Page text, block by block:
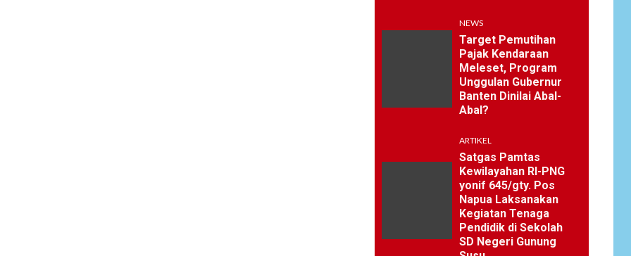
NEWS
Target Pemutihan
Pajak Kendaraan
Meleset, Program
Unggulan Gubernur
Banten Dinilai Abal-
Abal?
ARTIKEL
Satgas Pamtas
Kewilayahan RI-PNG
yonif 645/gty. Pos
Napua Laksanakan
Kegiatan Tenaga
Pendidik di Sekolah
SD Negeri Gunung